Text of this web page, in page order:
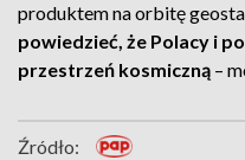
produktem na orbitę
powiedzieć, że Polacy i
przestrzeń kosmiczną –
Źródło: